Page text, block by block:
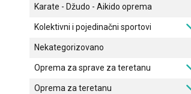
Karate - Džudo - Aikido oprema
Kolektivni i pojedinačni sportovi
Nekategorizovano
Oprema za sprave za teretanu
Oprema za teretanu